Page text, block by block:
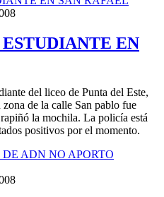
EN
del liceo de Punta del Este,
de la calle San pablo fue
la mochila. La policía está
positivos por el momento.